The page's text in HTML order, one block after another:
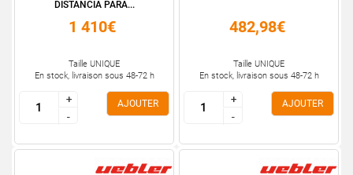
DISTANCIA PARA...
1 410€
Taille UNIQUE
En stock, livraison sous 48-72 h
+
-
+
-
AJOUTER
482,98€
Taille UNIQUE
En stock, livraison sous 48-72 h
+
-
+
-
AJOUTER